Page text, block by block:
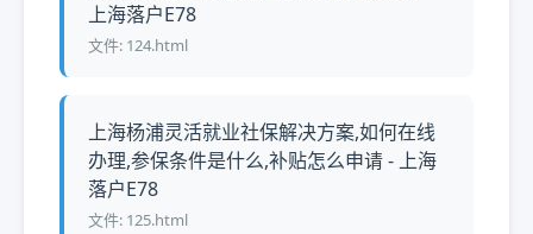
上海落户E78
文件: 124.html
上海杨浦灵活就业社保解决方案,如何在线
办理,参保条件是什么,补贴怎么申请 - 上海
落户E78
文件: 125.html